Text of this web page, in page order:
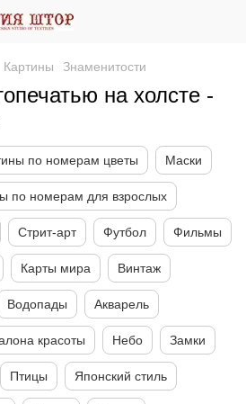
Картины Знаменитости
на холсте -
по номерам цветы Маски
по номерам для взрослых
Стрит-арт Футбол Фильмы
Карты мира Винтаж
Водопады Акварель
красоты Небо Замки
Птицы Японский стиль